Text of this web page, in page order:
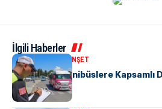
İlgili Haberler
KENT GÜNDEMI MANŞET
“M” Plakalı Minibüslere Kapsamlı